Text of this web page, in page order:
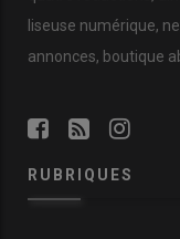
liseuse numérique,
annonces, boutique
RUBRIQUES